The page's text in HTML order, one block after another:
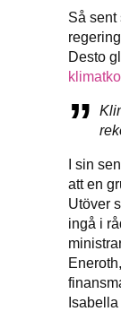
Så sent
Desto
I sin
att en
Utöver
ingå i